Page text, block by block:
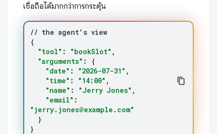
เชื่อถือได้มากกว่าการกระตุ้น
// the agent' s
{
"tool" : "bookSlot"
"arguments" :
{
"date" : "2026-07-31"
"time" : "14:00"
"name" : "Jerry Jones"
"email" :
"jerry.jones@example.com"
}
}